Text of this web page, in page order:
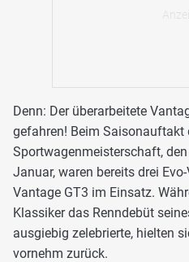
Denn: Der überarbeitete
gefahren! Beim Saisonauftakt
Sportwagenmeisterschaft, den
Januar, waren bereits drei
Vantage GT3 im Einsatz.
Klassiker das Renndebüt
ausgiebig zelebrierte, hielten
vornehm zurück.